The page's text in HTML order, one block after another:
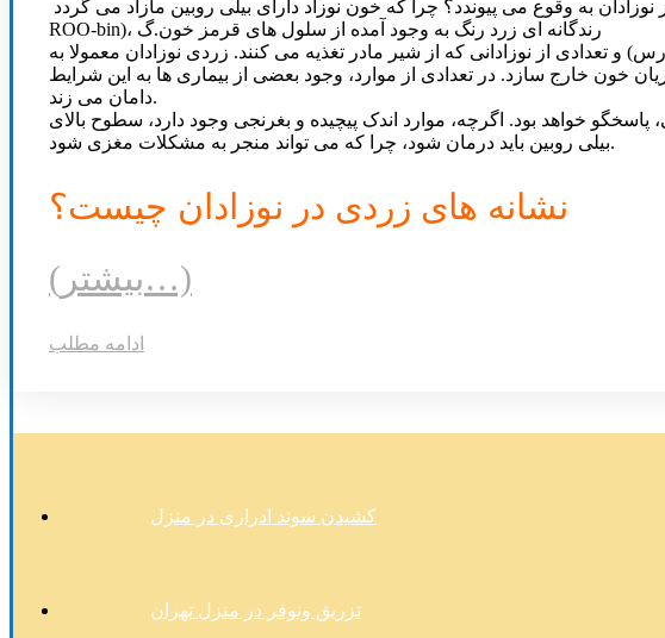
ROO-bin)، رندگانه ای زرد رنگ به وجود آمده از سلول های قرمز خون.گ
هفته 38 ام بارداری به دنیا می آیند (نوزادان زود رس) و تعدادی از نوزادانی که از شیر مادر تغذیه می کنند. زردی نوزادان معمولا به
خون خارج سازد. در تعدادی از موارد، وجود بعضی از بیماری ها به این شرایط
دامان می زند.
خواهد بود. اگرچه، موارد اندک پیچیده و بغرنجی وجود دارد، سطوح بالای
بیلی روبین باید درمان شود، چرا که می تواند منجر به مشکلات مغزی شود.
نشانه های زردی در نوزادان چیست؟
(بیشتر…)
ادامه مطلب
کشیدن سوند ادراری در منزل
تزریق ونوفر در منزل تهران